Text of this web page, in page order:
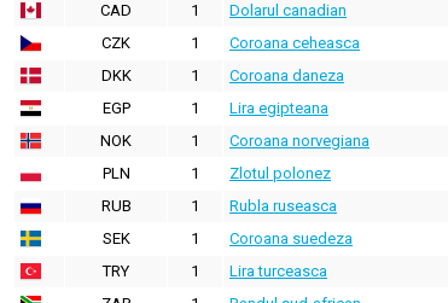
CAD
1 Dolarul canadian
CZK
1 Coroana ceheasca
DKK
1 Coroana daneza
EGP
1 Lira egipteana
NOK
1 Coroana norvegiana
PLN
1 Zlotul polonez
RUB
1 Rubla ruseasca
SEK
1 Coroana suedeza
TRY
1 Lira turceasca